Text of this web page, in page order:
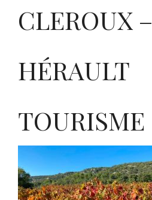
CLEROUX –
HÉRAULT
TOURISME